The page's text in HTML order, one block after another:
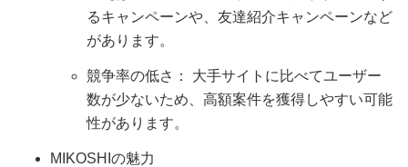
るキャンペーンや、友達紹介キャンペーンなど
があります。
競争率の低さ： 大手サイトに比べてユーザー
数が少ないため、高額案件を獲得しやすい可能
性があります。
MIKOSHIの魅力